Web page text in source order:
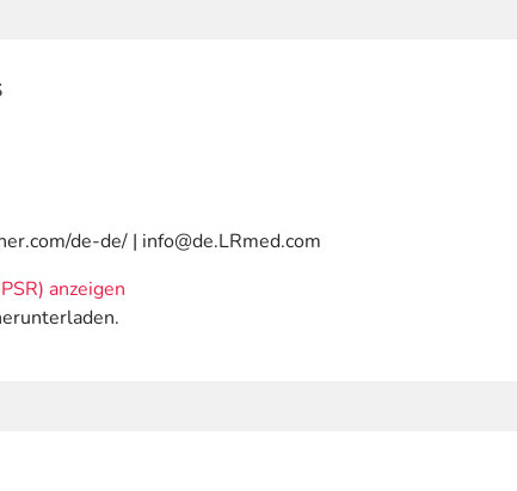
de-de/ | info@de.LRmed.com
anzeigen